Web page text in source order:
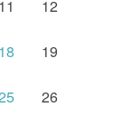
11 12
18 19
26